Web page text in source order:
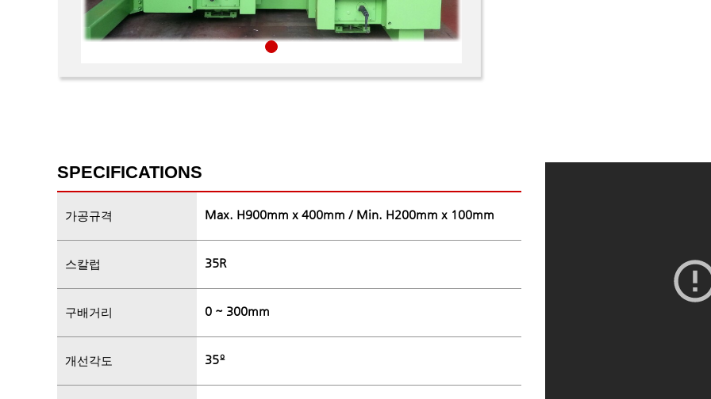
SPECIFICATIONS
가공규격 Max. H900mm x 400mm / Min. H200mm x 100mm
스칼럽 35R
구배거리 0 ~ 300mm
개선각도 35º